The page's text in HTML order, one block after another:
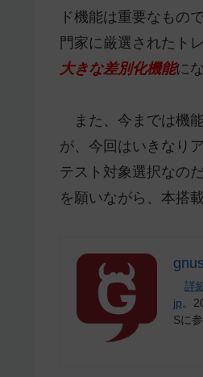
ド機能は重要なもの
門家に厳選されたト
大きな差別化機能に
また、今までは機
が、今回はいきなり
テスト対象選択なの
を願いながら、本搭
詳
jp。
Sに